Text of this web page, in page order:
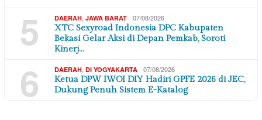
5 DAERAH JAWA BARAT 07/08/2026
XTC Sexyroad Indonesia DPC Kabupaten
Bekasi Gelar Aksi di Depan Pemkab, Soroti
Kinerj…
6 DAERAH DI YOGYAKARTA 07/08/2026
Ketua DPW IWOI DIY Hadiri GPFE 2026 di JEC,
Dukung Penuh Sistem E-Katalog